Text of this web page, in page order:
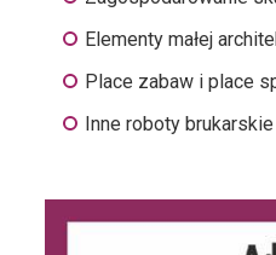
Elementy małej
Place zabaw i place
Inne roboty brukarskie